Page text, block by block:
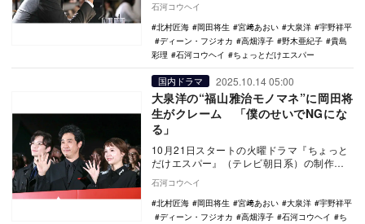
ろを解説する。
石河コウヘイ
北村匠海
岡田将生 宮﨑あおい 大泉洋
宇野祥平
ディーン・フジオカ
高畑淳子 野木亜紀子
貴島
彩理
石河コウヘイ ちょっとだけエスパー
国内ドラマ 2025.10.14 05:00
大泉洋の“福山雅治モノマネ”に岡田将
生がクレーム 「僕のせいでNGにな
る」
10月21日スタートの火曜ドラマ『ちょっと
だけエスパー』（テレビ朝日系）の制作発
六…
石河コウヘイ
北村匠海
岡田将生 宮﨑あおい 大泉洋
宇野祥平
ディーン・フジオカ
高畑淳子 石河コウヘイ
ち